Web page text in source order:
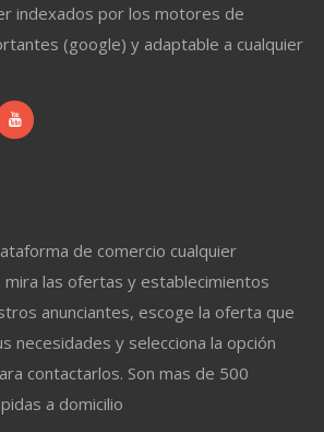
indexados por los motores de
(google) y adaptable a cualquier
de comercio cualquier
las ofertas y establecimientos
anunciantes, escoge la oferta que
necesidades y selecciona la opción
contactarlos. Son mas de 500
a domicilio